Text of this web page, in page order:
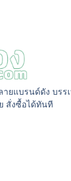
ยแบรนด์ดัง บรร
สั่งซื้อได้ทันที